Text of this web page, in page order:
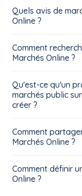
Quels avis de
Online ?
Comment
Marchés Online ?
Qu'est-ce qu'un
marchés public
créer ?
Comment
Marchés Online ?
Comment définir
Online ?